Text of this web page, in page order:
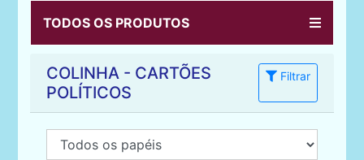
TODOS OS PRODUTOS
COLINHA - CARTÕES
POLÍTICOS
Filtrar